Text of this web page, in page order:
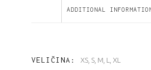
vrata
ADDITIONAL
VELIČINA XS, S, M, L, XL